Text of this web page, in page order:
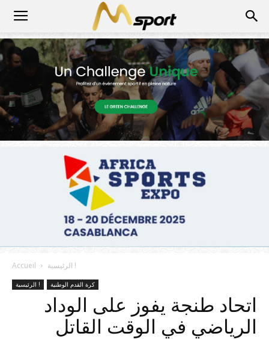
Accueil الرئيسية !
الرئيسية ! كرة القدم الوطنية
اتحاد طنجة يفوز على الوداد
الرياضي في الوقت القاتل